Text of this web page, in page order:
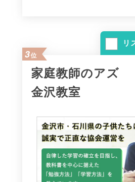
リ
3位
家庭教師のアズ
金沢教室